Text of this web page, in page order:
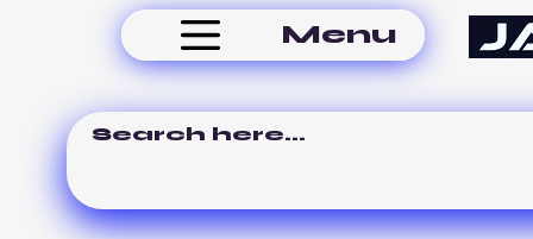
Menu